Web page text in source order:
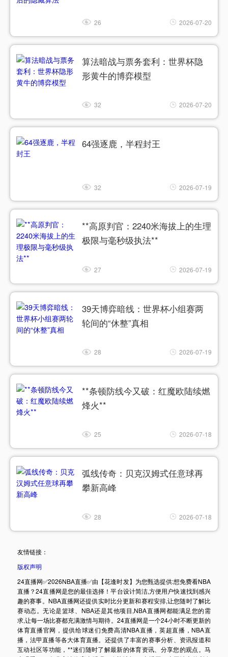
26 2026-07-20
算法暗战与票务套利：世界杯隐
形黄牛的博弈模型
32 2026-07-20
64强逐鹿，半程封王
32 2026-07-19
**高原判官：2240米海拔上的生理
极限与毫秒级执法**
27 2026-07-19
39天博弈暗线：世界杯小组赛两
轮间的“休整”真相
28 2026-07-19
**条顿防线今又破：红魔欧陆续燃
烽火**
25 2026-07-18
弧线传奇：贝克汉姆式任意球再
攀新高峰
28 2026-07-18
友情链接：
版权声明
24直播网✅2026NBA直播✅由【花逢时发】为您甄选提供:想免费看NBA
直播？24直播网是您的最佳选择！平台设计简洁,方便用户快速找到感兴
趣的赛事。NBA直播网还提供实时比分更新和赛程安排,让您随时了解比
赛动态。无论是篮球、NBA还是其他项目,NBA直播网都能满足您的需
求,让每一场比赛都充满激情与期待。24直播网是一个24小时不断更新的
体育直播官网，提供给球迷们免费高清NBA直播，英超直播，NBA直
播，法甲直播等各大体育直播。还提供了丰富的赛事分析、资讯报道和
互动社区等功能，**迷们随时了解最新的体育资讯、分享您的观点。马